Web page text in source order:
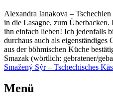
Alexandra Ianakova –
in die Lasagne, zum Überbacken.
ihn einfach lieben! Ich jedenfalls
durchaus auch als
aus der böhmischen Küche
Smazak (wörtlich: gebratener/
Smažený Sýr – Tschechisches
Menü